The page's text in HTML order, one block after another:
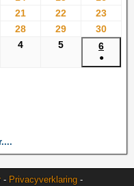
21 22
23
28 29
30
4 5 6
●
- Privacyverklaring -